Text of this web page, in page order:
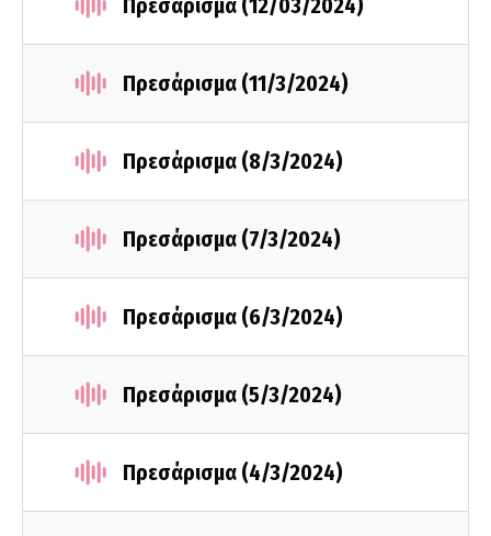
Πρεσάρισμα (12/03/2024)
Πρεσάρισμα (11/3/2024)
Πρεσάρισμα (8/3/2024)
Πρεσάρισμα (7/3/2024)
Πρεσάρισμα (6/3/2024)
Πρεσάρισμα (5/3/2024)
Πρεσάρισμα (4/3/2024)